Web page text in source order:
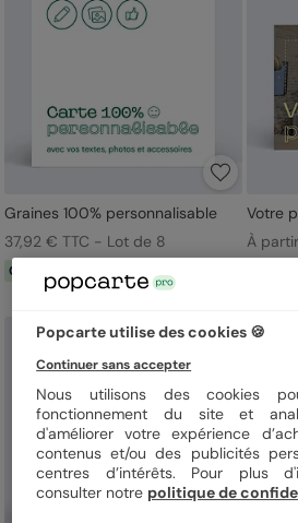
Graines 100% personnalisable
37,92 € TTC - Lot de 8
Graines
Votre
À
Top
Popcarte utilise des cookies 🍪
Continuer sans accepter
Nous utilisons des cookies
fonctionnement du site et
d'améliorer votre expérience
contenus et/ou des publicités
centres d’intérêts. Pour plus
consulter notre politique de